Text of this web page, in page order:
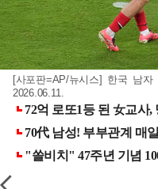
[사포판=AP/뉴시스] 한국 남
2026.06.11.